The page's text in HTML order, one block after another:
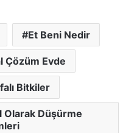
Et Beni Nedir
Çözüm Evde
Bitkiler
Olarak Düşürme